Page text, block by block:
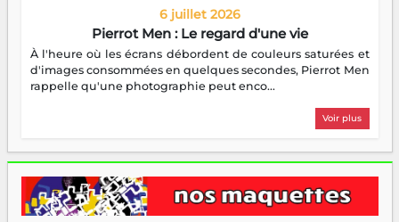
6 juillet 2026
Pierrot Men : Le regard d'une vie
À l'heure où les écrans débordent de couleurs saturées et
d'images consommées en quelques secondes, Pierrot Men
rappelle qu'une photographie peut enco...
Voir plus